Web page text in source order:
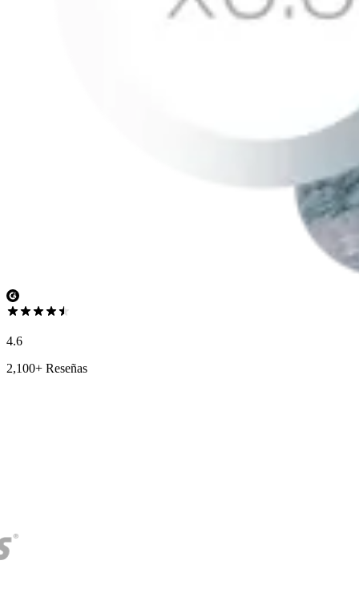
4.6
2,100+ Reseñas